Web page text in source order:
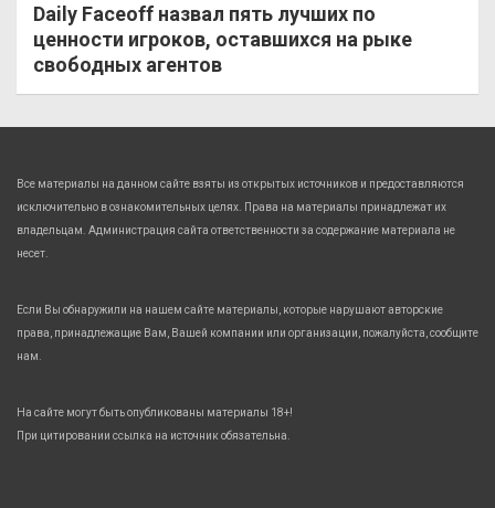
Daily Faceoff назвал пять лучших по
ценности игроков, оставшихся на рыке
свободных агентов
Все материалы на данном сайте взяты из открытых источников и предоставляются
исключительно в ознакомительных целях. Права на материалы принадлежат их
владельцам. Администрация сайта ответственности за содержание материала не
несет.
Если Вы обнаружили на нашем сайте материалы, которые нарушают авторские
права, принадлежащие Вам, Вашей компании или организации, пожалуйста, сообщите
нам.
На сайте могут быть опубликованы материалы 18+!
При цитировании ссылка на источник обязательна.